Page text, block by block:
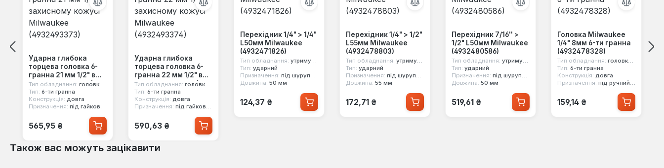
Ударна глибока
торцева головка 6-
гранна 21 мм 1/2" в
захисному кожусі
Milwaukee
(4932493373)
Тип обладнання: головка ударна
Тип: 6-ти гранна
Конструкція: довга
Призначення: під гайковерт, під легкосплавні диски
Звичайна ціна:
565,95 ₴
Ударна глибока
торцева головка 6-
гранна 22 мм 1/2" в
захисному кожусі
Milwaukee
(4932493374)
Тип обладнання: головка ударна
Тип: 6-ти гранна
Конструкція: довга
Призначення: під гайковерт, під легкосплавні диски
Звичайна ціна:
590,63 ₴
Перехідник 1/4" > 1/4"
L50мм Milwaukee
(4932471826)
Тип обладнання: утримувач насадок
Тип: ударний
Призначення: під шуруповерт
Довжина: 50 мм
Звичайна ціна:
124,37 ₴
Перехідник 1/4" > 1/2"
L55мм Milwaukee
(4932478803)
Тип обладнання: утримувач насадок
Тип: ударний
Призначення: під шуруповерт
Довжина: 55 мм
Звичайна ціна:
172,71 ₴
Перехідник 7/16'' >
1/2" L50мм Milwaukee
(4932480586)
Тип обладнання: утримувач насадок
Тип: ударний
Призначення: під шуруповерт
Довжина: 50 мм
Звичайна ціна:
519,61 ₴
Головка Milwaukee
1/4" 8мм 6-ти гранна
(4932478328)
Тип обладнання: головка стандартна
Тип: 6-ти гранна
Конструкція: довга
Призначення: під ручний інструмент
Звичайна ціна:
159,14 ₴
Також вас можуть зацікавити